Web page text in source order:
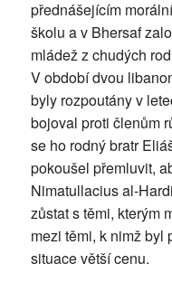
přednášejícím
školu a v Bhersaf
mládež z chudých
V období dvou
byly rozpoutány v
bojoval proti členům
se ho rodný bratr
pokoušel přemluvit,
Nimatullacius al-
zůstat s těmi, kterým
mezi těmi, k nimž byl
situace větší cenu.